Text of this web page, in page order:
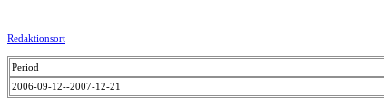
Redaktionsort
Period
2006-09-12--2007-12-21